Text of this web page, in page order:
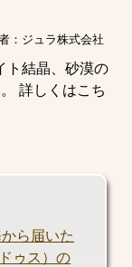
： ジュラ株式会社
ト結晶、砂漠の
詳しくはこち
ら届いた
ゥス）の